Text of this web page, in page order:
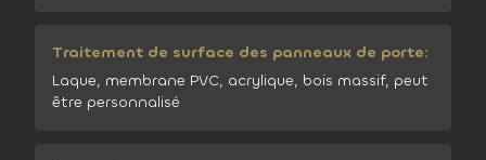
Traitement de surface des panneaux de porte:
Laque, membrane PVC, acrylique, bois massif, peut
être personnalisé